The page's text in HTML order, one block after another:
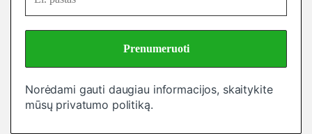
Norėdami gauti daugiau informacijos, skaitykite
mūsų privatumo politiką.